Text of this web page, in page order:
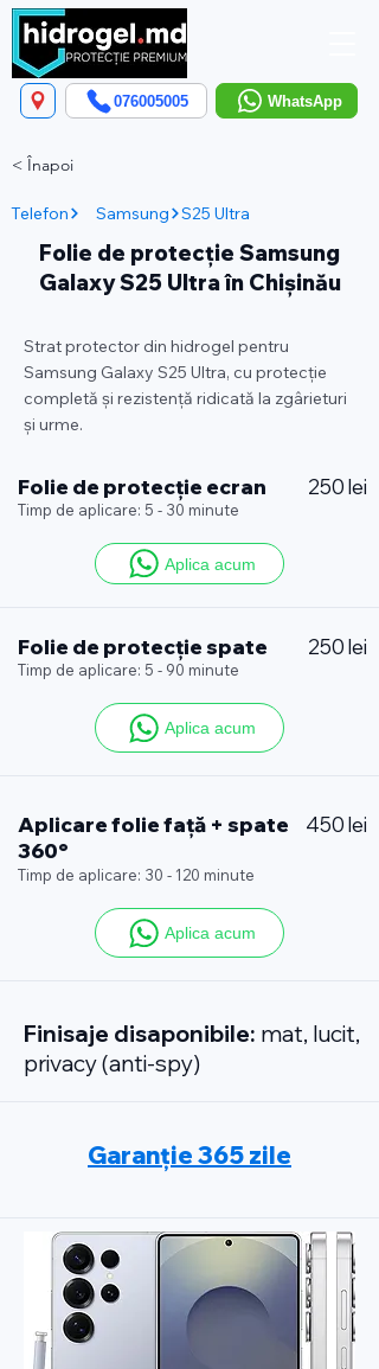
WhatsApp
076005005
< Înapoi
Telefon Samsung S25 Ultra
Folie de protecție Samsung
Galaxy S25 Ultra în Chișinău
Strat protector din hidrogel pentru
Samsung Galaxy S25 Ultra, cu protecție
completă și rezistență ridicată la zgârieturi
și urme.
Folie de protecție ecran 250 lei
Timp de aplicare: 5 - 30 minute
Aplica acum
Folie de protecție spate 250 lei
Timp de aplicare: 5 - 90 minute
Aplica acum
Aplicare folie față + spate
360°
450 lei
Timp de aplicare: 30 - 120 minute
Aplica acum
Finisaje disaponibile: mat, lucit,
privacy (anti-spy)
Garanție 365 zile